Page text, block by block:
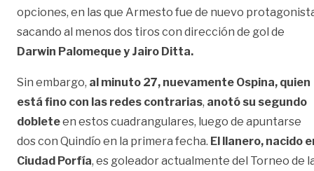
opciones, en las que Armesto fue de nuevo
sacando al menos dos tiros con dirección de gol de
Darwin Palomeque y Jairo Ditta.
Sin embargo, al minuto 27, nuevamente Ospina, quien
está fino con las redes contrarias, anotó su segundo
dobleteen estos cuadrangulares, luego de apuntarse
dos con Quindío en la primera fecha. El llanero, nacido
Ciudad Porfía, es goleador actualmente del Torneo de